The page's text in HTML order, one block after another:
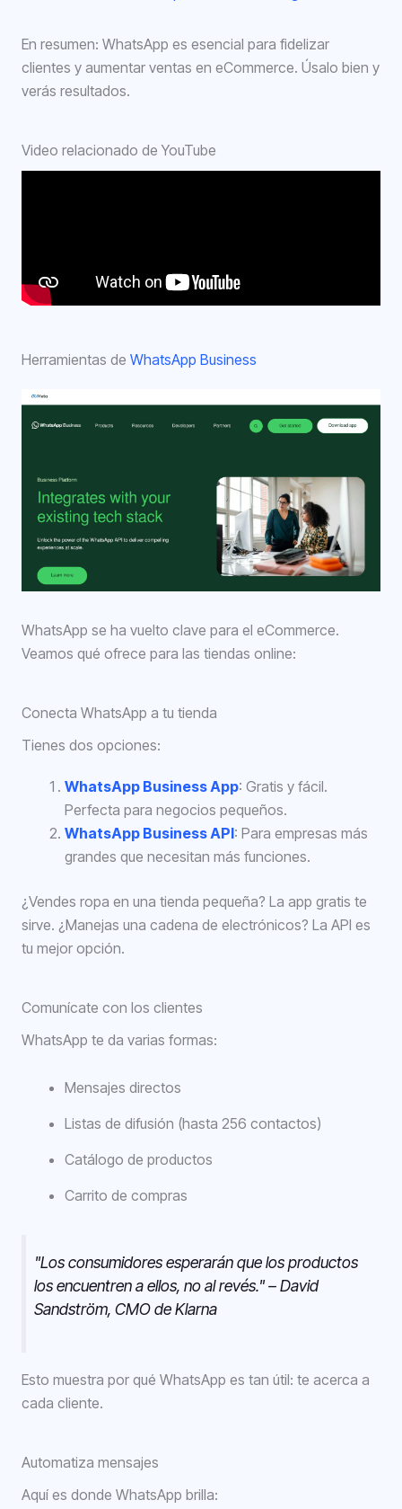
En resumen: WhatsApp es esencial para fidelizar
clientes y aumentar ventas en eCommerce. Úsalo bien y
verás resultados.
Video relacionado de YouTube
Herramientas de WhatsApp Business
WhatsApp se ha vuelto clave para el eCommerce.
Veamos qué ofrece para las tiendas online:
Conecta WhatsApp a tu tienda
Tienes dos opciones:
WhatsApp Business App: Gratis y fácil.
Perfecta para negocios pequeños.
WhatsApp Business API: Para empresas más
grandes que necesitan más funciones.
¿Vendes ropa en una tienda pequeña? La app gratis te
sirve. ¿Manejas una cadena de electrónicos? La API es
tu mejor opción.
Comunícate con los clientes
WhatsApp te da varias formas:
Mensajes directos
Listas de difusión (hasta 256 contactos)
Catálogo de productos
Carrito de compras
"Los consumidores esperarán que los productos
los encuentren a ellos, no al revés." – David
Sandström, CMO de Klarna
Esto muestra por qué WhatsApp es tan útil: te acerca a
cada cliente.
Automatiza mensajes
Aquí es donde WhatsApp brilla: